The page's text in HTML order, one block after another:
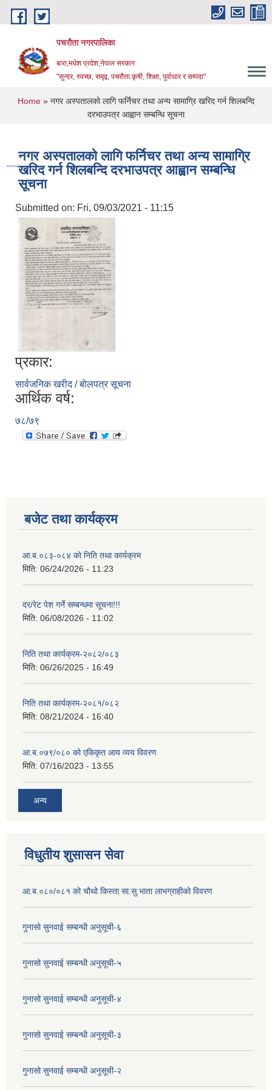
Skip to main content
पचरौता नगरपालिका
बारा,मधेश प्रदेश,नेपाल सरकार
"सुन्दर, स्वच्छ, समृद्व, पचरौता:कृषी, शिक्षा, पुर्वाधार र सम्पदा"
You are here
Home » नगर अस्पतालको लागि फर्निचर तथा अन्य सामाग्रि खरिद गर्न शिलबन्दि
दरभाउपत्र आह्वान सम्बन्धि सूचना
नगर अस्पतालको लागि फर्निचर तथा अन्य सामाग्रि
खरिद गर्न शिलबन्दि दरभाउपत्र आह्वान सम्बन्धि
सूचना
Submitted on: Fri, 09/03/2021 - 11:15
प्रकार:
सार्वजनिक खरीद / बोलपत्र सूचना
आर्थिक वर्ष:
७८/७९
बजेट तथा कार्यक्रम
आ.ब.०८३-०८४ काे निति तथा कार्यक्रम
मिति: 06/24/2026 - 11:23
दर/रेट पेश गर्ने सम्बन्धमा सूचना!!!
मिति: 06/08/2026 - 11:02
निति तथा कार्यक्रम-२०८२/०८३
मिति: 06/26/2025 - 16:49
निति तथा कार्यक्रम-२०८१/०८२
मिति: 08/21/2024 - 16:40
आ.ब.०७९/०८० को एकिकृत आय व्यय विवरण
मिति: 07/16/2023 - 13:55
अन्य
विधुतीय शुसासन सेवा
आ.ब.०८०/०८१ को चौथो किस्ता सा.सु.भाता लाभग्राहीको विवरण
गुनासो सुनवाई सम्बन्धी अनुसूची-६
गुनासो सुनवाई सम्बन्धी अनुसूची-५
गुनासो सुनवाई सम्बन्धी अनुसूची-४
गुनासो सुनवाई सम्बन्धी अनुसूची-३
गुनासो सुनवाई सम्बन्धी अनुसूची-२